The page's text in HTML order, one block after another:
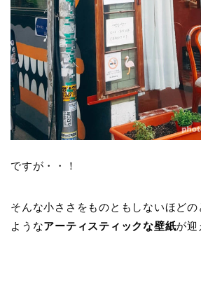
ですが・・！
そんな小ささをものともしないほど
ようなアーティスティックな壁紙が迎